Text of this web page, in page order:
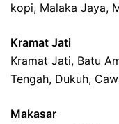
kopi, Malaka Jaya,
Kramat Jati
Kramat Jati, Batu
Tengah, Dukuh,
Makasar